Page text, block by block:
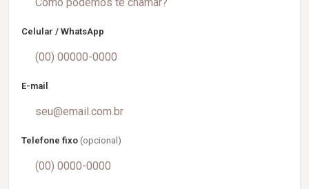
Celular / WhatsApp
E-mail
Telefone fixo (opcional)